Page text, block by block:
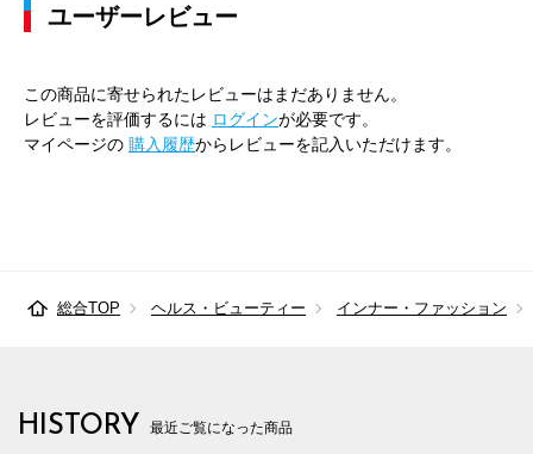
ユーザーレビュー
この商品に寄せられたレビューはまだありません。
レビューを評価するには ログインが必要です。
マイページの 購入履歴からレビューを記入いただけます。
総合TOP ヘルス・ビューティー インナー・ファッション
HISTORY 最近ご覧になった商品